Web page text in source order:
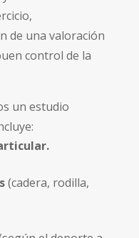
de una valoración
control de la
un estudio
(cadera, rodilla,